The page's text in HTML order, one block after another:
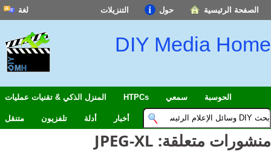
حول التنزيلات لغة
English
Español
Français
العربية
DIY
المنزل الذكي & تقنيات عمليات HTPCs
متنقل تلفزيون أدلة أخبار
JPEG-XL